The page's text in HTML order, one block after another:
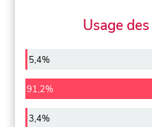
Usage
5,4%
91,2%
3,4%